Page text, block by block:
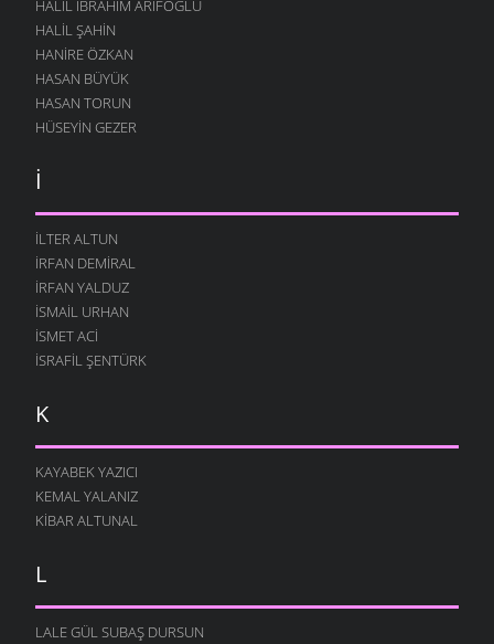
HALIL İBRAHIM ARIFOĞLU
HALIL ŞAHIN
HANIRE ÖZKAN
HASAN BÜYÜK
HASAN TORUN
HÜSEYIN GEZER
İ
ILTER ALTUN
İRFAN DEMIRAL
İRFAN YALDUZ
İSMAIL URHAN
İSMET ACI
İSRAFIL ŞENTÜRK
K
KAYABEK YAZICI
KEMAL YALANIZ
KIBAR ALTUNAL
L
LALE GÜL SUBAŞ DURSUN